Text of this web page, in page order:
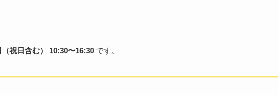
祝日含む） 10:30〜16:30 です。